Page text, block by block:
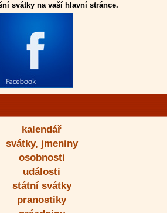
svátky na vaší hlavní stránce.
kalendář
svátky, jmeniny
osobnosti
události
státní svátky
pranostiky